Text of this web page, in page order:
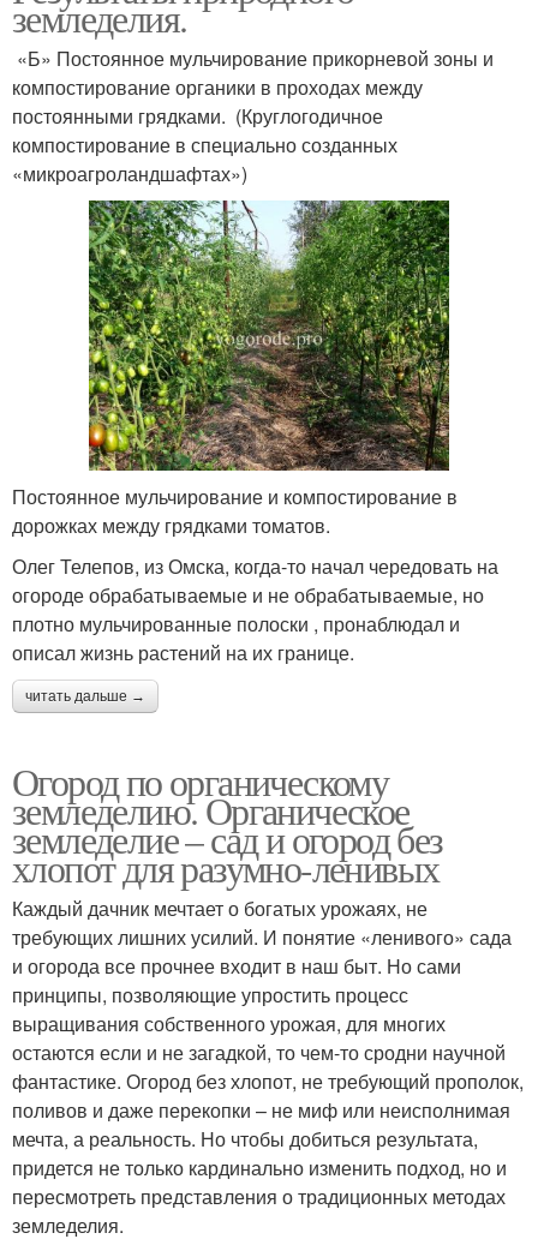
земледелия.
«Б» Постоянное мульчирование прикорневой зоны и
компостирование органики в проходах между
постоянными грядками. (Круглогодичное
компостирование в специально созданных
«микроагроландшафтах»)
Постоянное мульчирование и компостирование в
дорожках между грядками томатов.
Олег Телепов, из Омска, когда-то начал чередовать на
огороде обрабатываемые и не обрабатываемые, но
плотно мульчированные полоски , пронаблюдал и
описал жизнь растений на их границе.
читать дальше →
Огород по органическому
земледелию. Органическое
земледелие – сад и огород без
хлопот для разумно-ленивых
Каждый дачник мечтает о богатых урожаях, не
требующих лишних усилий. И понятие «ленивого» сада
и огорода все прочнее входит в наш быт. Но сами
принципы, позволяющие упростить процесс
выращивания собственного урожая, для многих
остаются если и не загадкой, то чем-то сродни научной
фантастике. Огород без хлопот, не требующий прополок,
поливов и даже перекопки – не миф или неисполнимая
мечта, а реальность. Но чтобы добиться результата,
придется не только кардинально изменить подход, но и
пересмотреть представления о традиционных методах
земледелия.